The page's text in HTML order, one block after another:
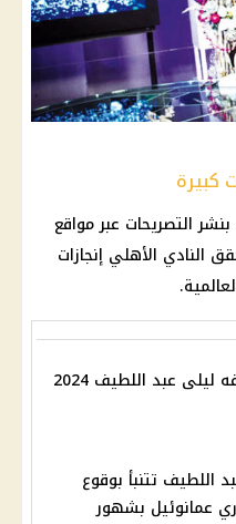
كبيرة
التصريحات عبر مواقع
النادي الأهلي إنجازات
آخر توقعات العرافه ليلى عبد اللطيف 2024
اللطيف تتنبأ بوقوع
عمانوئيل بشهور